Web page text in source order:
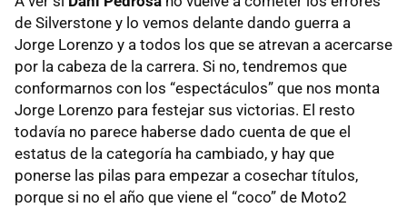
de Silverstone y lo vemos delante dando guerra a
Jorge Lorenzo y a todos los que se atrevan a acercarse
por la cabeza de la carrera. Si no, tendremos que
conformarnos con los “espectáculos” que nos monta
Jorge Lorenzo para festejar sus victorias. El resto
todavía no parece haberse dado cuenta de que el
estatus de la categoría ha cambiado, y hay que
ponerse las pilas para empezar a cosechar títulos,
porque si no el año que viene el “coco” de Moto2